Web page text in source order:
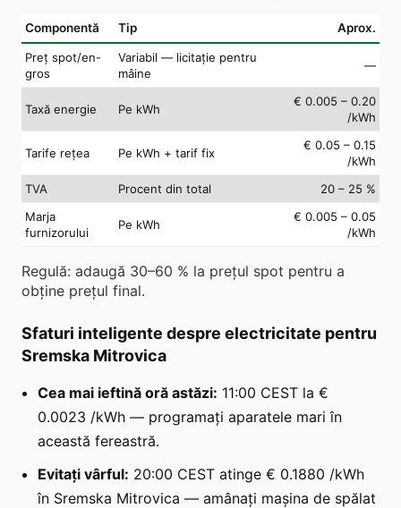
Componentă Tip Aprox.
Preț spot/en-
gros
Variabil — licitație pentru
mâine
—
Taxă energie Pe kWh
€ 0.005 – 0.20
/kWh
Tarife rețea Pe kWh + tarif fix
€ 0.05 – 0.15
/kWh
TVA
Procent din total
20 – 25 %
Marja
furnizorului
Pe kWh
€ 0.005 – 0.05
/kWh
Regulă: adaugă 30–60 % la prețul spot pentru a
obține prețul final.
Sfaturi inteligente despre electricitate pentru
Sremska Mitrovica
Cea mai ieftină oră astăzi: 11:00 CEST la €
0.0023 /kWh — programați aparatele mari în
această fereastră.
Evitați vârful: 20:00 CEST atinge € 0.1880 /kWh
în Sremska Mitrovica — amânați mașina de spălat